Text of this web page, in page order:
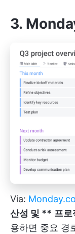
3.
Via:
산성 및 ** 프로
용하면 중요 경